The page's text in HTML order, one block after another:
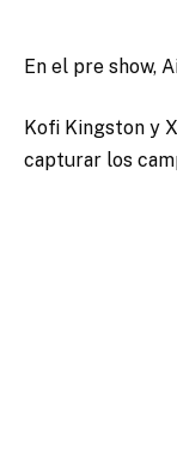
En el pre show,
Kofi Kingston y
capturar los